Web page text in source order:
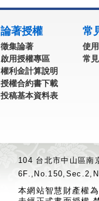
論著授權
徵集論著
啟用授權專區
權利金計算說明
授權合約書下載
投稿基本資料表
常
使
常
104 台北市中山區
本網站智慧財產權